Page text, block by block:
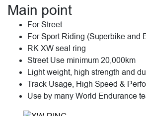
Main point
For Street
For Sport Riding (Superbike and
RK XW seal ring
Street Use minimum 20,000km
Light weight, high strength and
Track Usage, High Speed &
Use by many World Endurance